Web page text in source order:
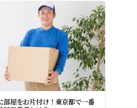
部屋をお片付け！東京都で一番